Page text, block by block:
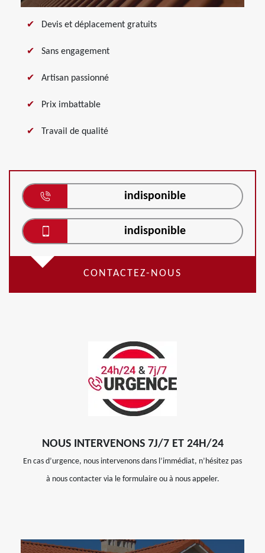
Devis et déplacement gratuits
Sans engagement
Artisan passionné
Prix imbattable
Travail de qualité
indisponible
indisponible
CONTACTEZ-NOUS
NOUS INTERVENONS 7J/7 ET 24H/24
En cas d’urgence, nous intervenons dans l’immédiat, n’hésitez pas
à nous contacter via le formulaire ou à nous appeler.